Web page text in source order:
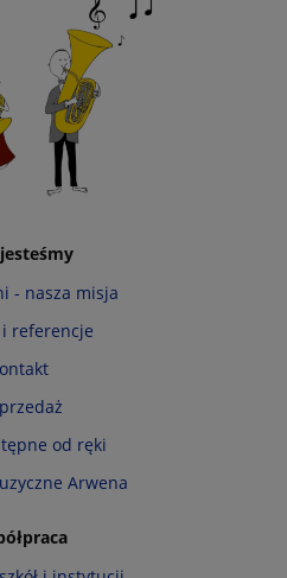
- nasza misja
referencje
od ręki
Arwena